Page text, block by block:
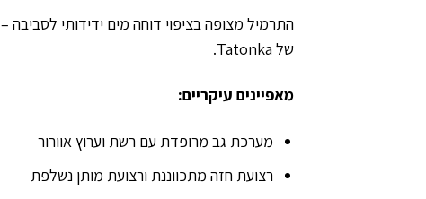
התרמיל מצופה בציפוי דוחה מים ידידותי לסביבה –
של Tatonka.
מאפיינים עיקריים:
מערכת גב מרופדת עם רשת וערוץ אוורור
רצועת חזה מתכווננת ורצועת מותן נשלפת